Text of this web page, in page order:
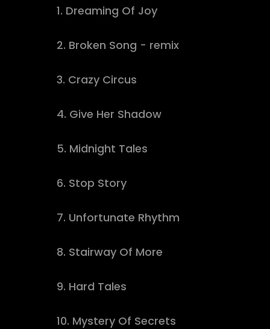
1. Dreaming Of Joy
2. Broken Song - remix
3. Crazy Circus
4. Give Her Shadow
5. Midnight Tales
6. Stop Story
7. Unfortunate Rhythm
8. Stairway Of More
9. Hard Tales
10. Mystery Of Secrets